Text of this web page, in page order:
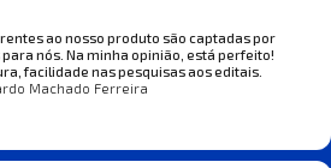
ao nosso produto são captadas por
nós. Na minha opinião, está perfeito!
facilidade nas pesquisas aos editais.
Machado Ferreira